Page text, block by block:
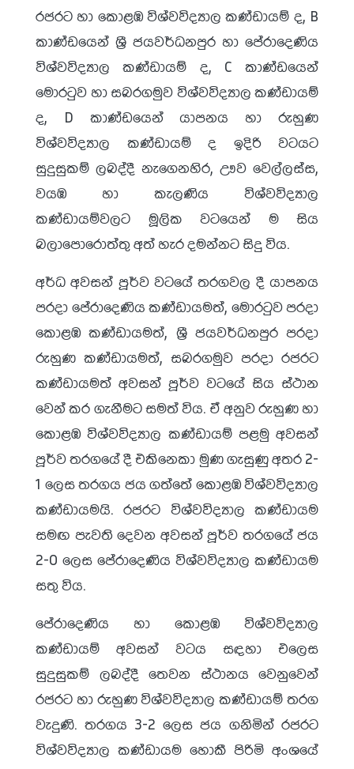
රජරට හා කොළඹ විශ්වවිද්‍යාල කණ්ඩායම් ද, B
කාණ්ඩයෙන් ශ්‍රී ජයවර්ධනපුර හා පේරාදෙණිය
විශ්වවිද්‍යාල කණ්ඩායම් ද, C කාණ්ඩයෙන්
මොරටුව හා සබරගමුව විශ්වවිද්‍යාල කණ්ඩායම්
ද, D කාණ්ඩයෙන් යාපනය හා රුහුණ
විශ්වවිද්‍යාල කණ්ඩායම් ද ඉදිරි වටයට
සුදුසුකම් ලබද්දී නැගෙනහිර, ඌව වෙල්ලස්ස,
වයඹ හා කැලණිය විශ්වවිද්‍යාල
කණ්ඩායම්වලට මූලික වටයෙන් ම සිය
බලාපොරොත්තු අත් හැර දමන්නට සිදු විය.
අර්ධ අවසන් පූර්ව වටයේ තරගවල දී යාපනය
පරදා පේරාදෙණිය කණ්ඩායමත්, මොරටුව පරදා
කොළඹ කණ්ඩායමත්, ශ්‍රී ජයවර්ධනපුර පරදා
රුහුණ කණ්ඩායමත්, සබරගමුව පරදා රජරට
කණ්ඩායමත් අවසන් පූර්ව වටයේ සිය ස්ථාන
වෙන් කර ගැනීමට සමත් විය. ඒ අනුව රුහුණ හා
කොළඹ විශ්වවිද්‍යාල කණ්ඩායම් පළමු අවසන්
පූර්ව තරගයේ දී එකිනෙකා මුණ ගැසුණු අතර 2-
1 ලෙස තරගය ජය ගත්තේ කොළඹ විශ්වවිද්‍යාල
කණ්ඩායමයි. රජරට විශ්වවිද්‍යාල කණ්ඩායම
සමඟ පැවති දෙවන අවසන් පූර්ව තරගයේ ජය
2-0 ලෙස පේරාදෙණිය විශ්වවිද්‍යාල කණ්ඩායම
සතු විය.
පේරාදෙණිය හා කොළඹ විශ්වවිද්‍යාල
කණ්ඩායම් අවසන් වටය සඳහා එලෙස
සුදුසුකම් ලබද්දී තෙවන ස්ථානය වෙනුවෙන්
රජරට හා රුහුණ විශ්වවිද්‍යාල කණ්ඩායම් තරග
වැදුණි. තරගය 3-2 ලෙස ජය ගනිමින් රජරට
විශ්වවිද්‍යාල කණ්ඩායම හොකී පිරිමි අංශයේ